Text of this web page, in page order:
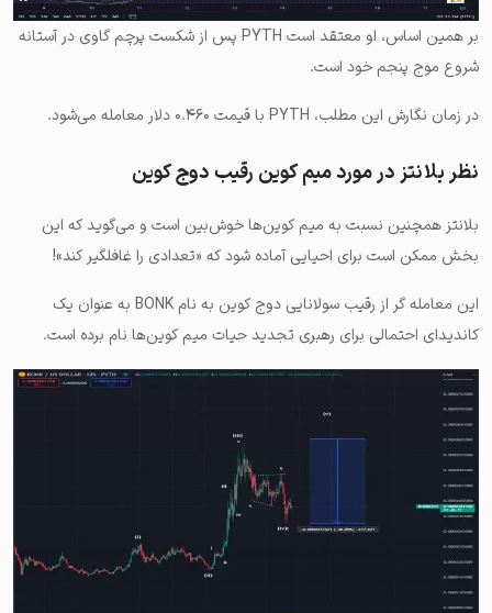
بر همین اساس، او معتقد است PYTH پس از شکست پرچم گاوی در آستانه
شروع موج پنجم خود است.
در زمان نگارش این مطلب، PYTH با قیمت ۰.۴۶۰ دلار معامله می‌شود.
نظر بلانتز در مورد میم کوین رقیب دوج کوین
بلانتز همچنین نسبت به میم کوین‌ها خوش‌بین است و می‌گوید که این
بخش ممکن است برای احیایی آماده شود که «تعدادی را غافلگیر کند»!
این معامله گر از رقیب سولانایی دوج کوین به نام BONK به عنوان یک
کاندیدای احتمالی برای رهبری تجدید حیات میم کوین‌ها نام برده است.